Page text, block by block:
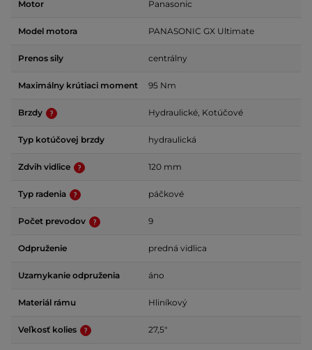
Motor Panasonic
Model motora PANASONIC GX Ultimate
Prenos sily centrálny
Maximálny krútiaci moment 95 Nm
Brzdy Hydraulické, Kotúčové
Typ kotúčovej brzdy hydraulická
Zdvih vidlice 120 mm
Typ radenia páčkové
Počet prevodov 9
Odpruženie predná vidlica
Uzamykanie odpruženia áno
Materiál rámu Hliníkový
Veľkosť kolies 27,5"